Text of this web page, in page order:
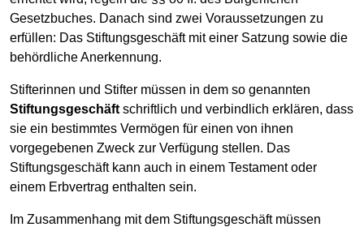
Gesetzbuches. Danach sind zwei Voraussetzungen zu
erfüllen: Das Stiftungsgeschäft mit einer Satzung sowie die
behördliche Anerkennung.
Stifterinnen und Stifter müssen in dem so genannten
Stiftungsgeschäft schriftlich und verbindlich erklären, dass
sie ein bestimmtes Vermögen für einen von ihnen
vorgegebenen Zweck zur Verfügung stellen. Das
Stiftungsgeschäft kann auch in einem Testament oder
einem Erbvertrag enthalten sein.
Im Zusammenhang mit dem Stiftungsgeschäft müssen